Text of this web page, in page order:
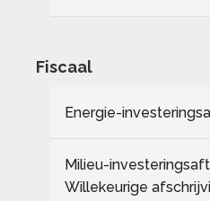
Fiscaal
Energie-
Milieu-
Willekeurige